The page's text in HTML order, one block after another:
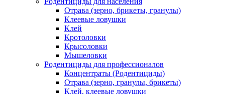
Отрава (зерно, брикеты, гранулы)
Клеевые ловушки
Клей
Кротоловки
Крысоловки
Мышеловки
Родентициды для профессионалов
Концентраты (Родентициды)
Отрава (зерно, гранулы, брикеты)
Клей, клеевые ловушки